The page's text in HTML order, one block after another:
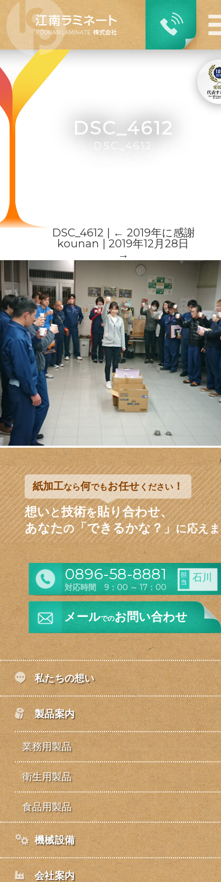
DSC_4612
DSC_4612 ← 2019年に感謝
kounan
|2019年12月28日
→
紙加工なら何でもお任せください！
想いと技術を貼り合わせ、
あなたの「できるかな？」に応え
0896-58-8881
対応時間 9：00 ～ 17：00
担
当
石川
メールでのお問い合わせ
私たちの想い
製品案内
業務用製品
衛生用製品
食品用製品
機械設備
会社案内